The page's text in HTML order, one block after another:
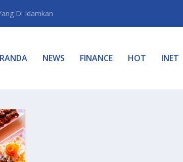
Di Idamkan
NEWS FINANCE HOT INET